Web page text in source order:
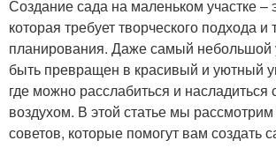
Создание сада на маленьком участке –
которая требует творческого подхода и
планирования. Даже самый небольшой
быть превращен в красивый и уютный
где можно расслабиться и насладиться
воздухом. В этой статье мы рассмотрим
советов, которые помогут вам создать